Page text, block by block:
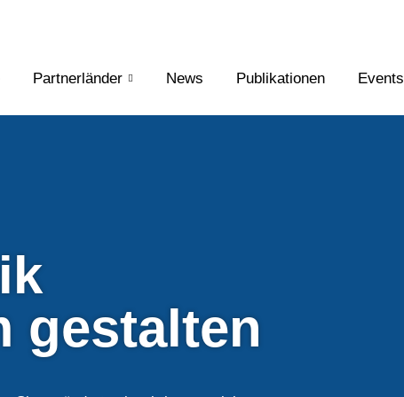
Partnerländer News Publikationen Events
gestalten